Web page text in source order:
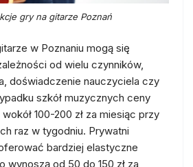
gry na gitarze Poznań
w Poznaniu mogą się
od wielu czynników,
doświadczenie nauczyciela czy
szkół muzycznych ceny
100-200 zł za miesiąc przy
raz w tygodniu. Prywatni
bardziej elastyczne
wynoszą od 50 do 150 zł za